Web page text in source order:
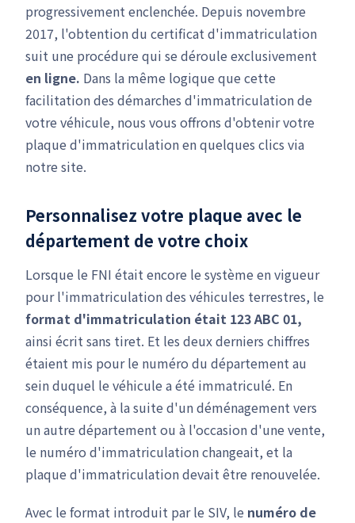
progressivement enclenchée. Depuis novembre
2017, l'obtention du certificat d'immatriculation
suit une procédure qui se déroule exclusivement
en ligne. Dans la même logique que cette
facilitation des démarches d'immatriculation de
votre véhicule, nous vous offrons d'obtenir votre
plaque d'immatriculation en quelques clics via
notre site.
Personnalisez votre plaque avec le
département de votre choix
Lorsque le FNI était encore le système en vigueur
pour l'immatriculation des véhicules terrestres, le
format d'immatriculation était 123 ABC 01,
ainsi écrit sans tiret. Et les deux derniers chiffres
étaient mis pour le numéro du département au
sein duquel le véhicule a été immatriculé. En
conséquence, à la suite d'un déménagement vers
un autre département ou à l'occasion d'une vente,
le numéro d'immatriculation changeait, et la
plaque d'immatriculation devait être renouvelée.
Avec le format introduit par le SIV, le numéro de